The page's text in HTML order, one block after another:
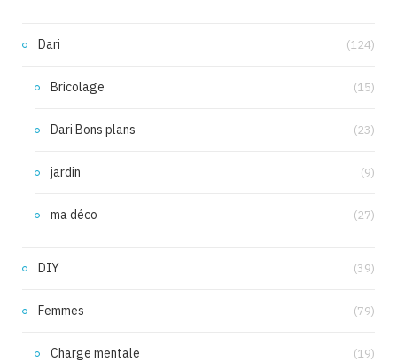
Dari (124)
Bricolage (15)
Dari Bons plans (23)
jardin (9)
ma déco (27)
DIY (39)
Femmes (79)
Charge mentale (19)